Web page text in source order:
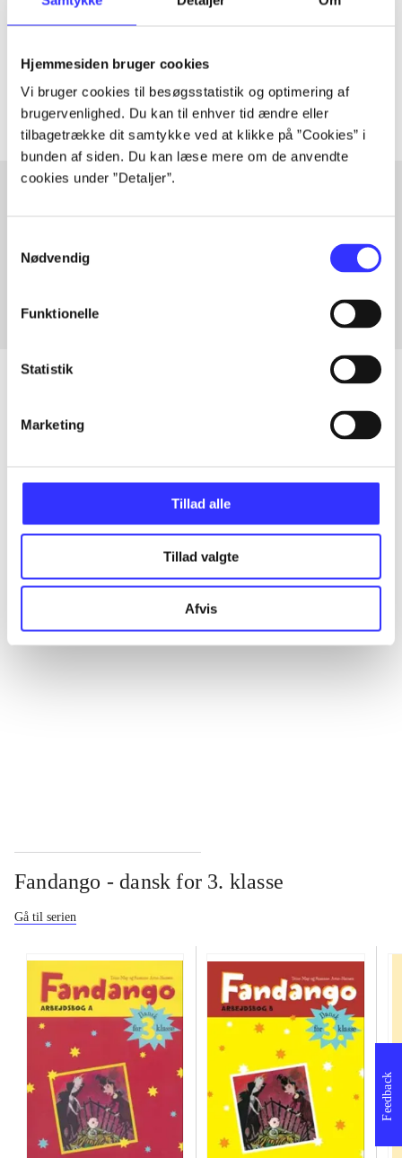
Hjemmesiden bruger cookies
Vi bruger cookies til besøgsstatistik og optimering af
brugervenlighed. Du kan til enhver tid ændre eller
tilbagetrække dit samtykke ved at klikke på ”Cookies” i
bunden af siden. Du kan læse mere om de anvendte
cookies under ”Detaljer”.
Nødvendig
Funktionelle
Statistik
Marketing
Tillad alle
Tillad valgte
Afvis
lorem ipsum dolor sit amet ...
Artiklerne i handler ofte om
Fra
Artikler
...
Fandango - dansk for 3. klasse
Gå til serien
Feedback